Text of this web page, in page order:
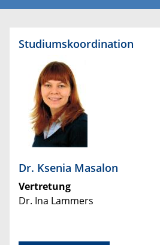
​Studiumskoordination
Dr. Ksenia Masalon
Vertretung
Dr. Ina Lammers